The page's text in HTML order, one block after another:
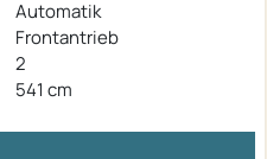
Automatik
Frontantrieb
2
541 cm